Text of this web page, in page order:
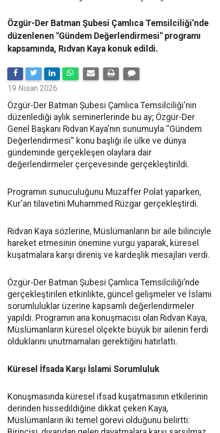
Özgür-Der Batman Şubesi Çamlıca Temsilciliği’nde
düzenlenen "Gündem Değerlendirmesi" programı
kapsamında, Rıdvan Kaya konuk edildi.
19 Nisan 2026
​Özgür-Der Batman Şubesi Çamlıca Temsilciliği'nin
düzenlediği aylık seminerlerinde bu ay; Özgür-Der
Genel Başkanı Rıdvan Kaya'nın sunumuyla ''Gündem
Değerlendirmesi'' konu başlığı ile ülke ve dünya
gündeminde gerçekleşen olaylara dair
değerlendirmeler çerçevesinde gerçekleştirildi.
Programın sunuculuğunu Muzaffer Polat yaparken,
Kur'an tilavetini Muhammed Rüzgar gerçekleştirdi.
Rıdvan Kaya sözlerine, Müslümanların bir aile bilinciyle
hareket etmesinin önemine vurgu yaparak, küresel
kuşatmalara karşı direniş ve kardeşlik mesajları verdi.
Özgür-Der Batman Şubesi Çamlıca Temsilciliği’nde
gerçekleştirilen etkinlikte, güncel gelişmeler ve İslami
sorumluluklar üzerine kapsamlı değerlendirmeler
yapıldı. Programın ana konuşmacısı olan Rıdvan Kaya,
Müslümanların küresel ölçekte büyük bir ailenin ferdi
olduklarını unutmamaları gerektiğini hatırlattı.
Küresel İfsada Karşı İslami Sorumluluk
Konuşmasında küresel ifsad kuşatmasının etkilerinin
derinden hissedildiğine dikkat çeken Kaya,
Müslümanların iki temel görevi olduğunu belirtti: